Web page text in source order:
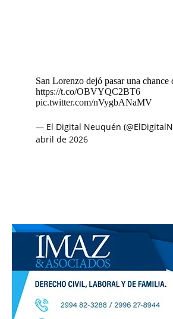
San Lorenzo dejó pasar una chance
https://t.co/OBVYQC2BT6
pic.twitter.com/nVygbANaMV
— El Digital Neuquén
abril de 2026